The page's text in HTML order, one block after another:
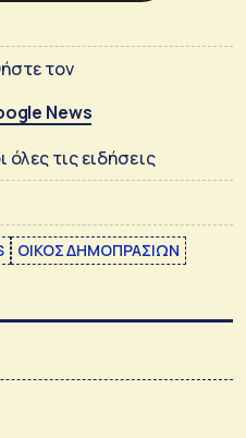
τον
News
τις ειδήσεις
ΟΙΚΟΣ ΔΗΜΟΠΡΑΣΙΩΝ